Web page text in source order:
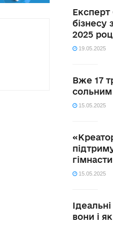
Експерт
бізнесу
2025
19.05.2025
Вже 17
сольним
15.05.2025
15.05.2025
вони і